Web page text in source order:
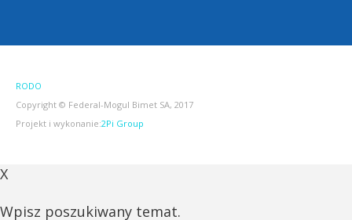
RODO
Copyright © Federal-Mogul Bimet SA, 2017
Projekt i wykonanie:2Pi Group
X
Wpisz poszukiwany temat.